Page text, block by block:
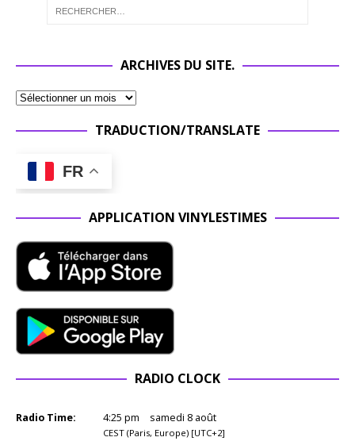
ARCHIVES DU SITE.
TRADUCTION/TRANSLATE
FR
APPLICATION VINYLESTIMES
RADIO CLOCK
Radio Time: 4:25 pm samedi 8 août
CEST (Paris, Europe) [UTC+2]